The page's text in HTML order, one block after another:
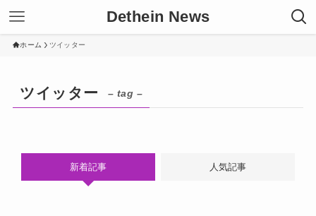
Dethein News
ホーム ツイッター
ツイッター – tag –
新着記事 人気記事